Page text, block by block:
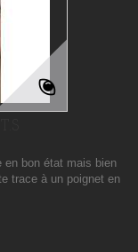
en bon état mais bien
trace à un poignet en